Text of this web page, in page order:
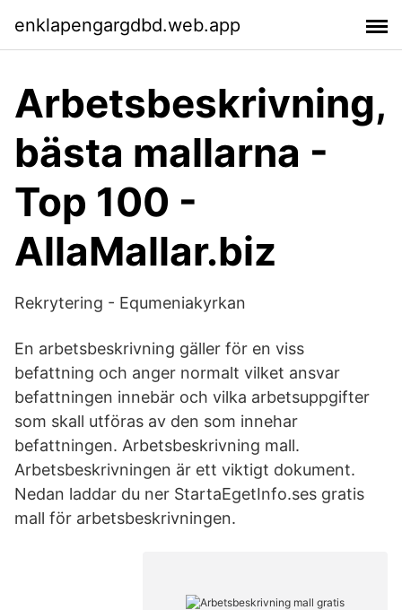
enklapengargdbd.web.app
Arbetsbeskrivning,
bästa mallarna -
Top 100 -
AllaMallar.biz
Rekrytering - Equmeniakyrkan
En arbetsbeskrivning gäller för en viss
befattning och anger normalt vilket ansvar
befattningen innebär och vilka arbetsuppgifter
som skall utföras av den som innehar
befattningen. Arbetsbeskrivning mall.
Arbetsbeskrivningen är ett viktigt dokument.
Nedan laddar du ner StartaEgetInfo.ses gratis
mall för arbetsbeskrivningen.